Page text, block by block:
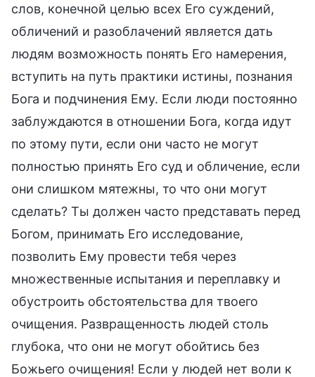
слов, конечной целью всех Его суждений,
обличений и разоблачений является дать
людям возможность понять Его намерения,
вступить на путь практики истины, познания
Бога и подчинения Ему. Если люди постоянно
заблуждаются в отношении Бога, когда идут
по этому пути, если они часто не могут
полностью принять Его суд и обличение, если
они слишком мятежны, то что они могут
сделать? Ты должен часто представать перед
Богом, принимать Его исследование,
позволить Ему провести тебя через
множественные испытания и переплавку и
обустроить обстоятельства для твоего
очищения. Развращенность людей столь
глубока, что они не могут обойтись без
Божьего очищения! Если у людей нет воли к